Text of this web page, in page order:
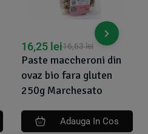
Paste maccheroni din
ovaz bio fara gluten
250g Marchesato
16,63lei
16,25 lei
Adauga In Cos